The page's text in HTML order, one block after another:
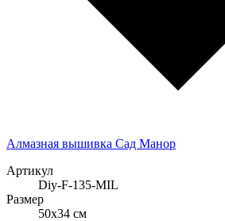
Алмазная вышивка Сад Манор
Артикул
Diy-F-135-MIL
Размер
50x34 см